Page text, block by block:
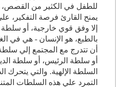
للطفل في الكثير من القصص،
يمنح القارئ فرصة التفكير،
إلا وفق قوي خارجية، أو
بالطبع، هو الإنسان - هي في
أن تتدرج مع المجتمع إلي سلطة
أو سلطة الرئيس، أو سلطة
السلطة الإلهية. والتي يتحرك
التمرد علي هذه السلطات